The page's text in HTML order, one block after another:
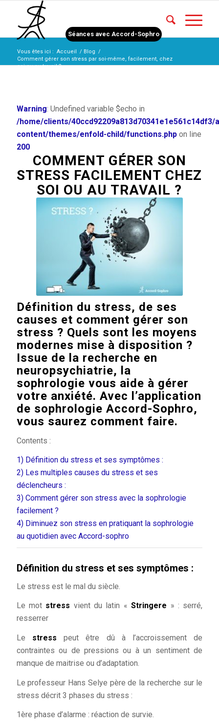
Séances avec Accord-Sophro
Vous êtes ici : Accueil / Blog /
Comment gérer son stress par soi-même, facilement, chez
soi ou au travail ?...
Warning: Undefined variable $echo in
/home/clients/40ccd92209a813d70341e1e561c14df3/
content/themes/enfold-child/functions.phpon line
200
COMMENT GÉRER SON
STRESS FACILEMENT CHEZ
SOI OU AU TRAVAIL ?
Définition du stress, de ses
causes et comment gérer son
stress ? Quels sont les moyens
modernes mise à disposition ?
Issue de la recherche en
neuropsychiatrie, la
sophrologie vous aide à gérer
votre anxiété. Avec l’application
de sophrologie Accord-Sophro,
vous saurez comment faire.
Contents :
1) Définition du stress et ses symptômes :
2) Les multiples causes du stress et ses
déclencheurs :
3) Comment gérer son stress avec la sophrologie
facilement ?
4) Diminuez son stress en pratiquant la sophrologie
au quotidien avec Accord-sophro
Définition du stress et ses symptômes :
Le stress est le mal du siècle.
Le mot stress vient du latin «Stringere » : serré,
resserrer
Le stress peut être dû à l’accroissement de
contraintes ou de pressions ou à un sentiment de
manque de maitrise ou d’adaptation.
Le professeur Hans Selye père de la recherche sur le
stress décrit 3 phases du stress :
1ère phase d’alarme : réaction de survie.